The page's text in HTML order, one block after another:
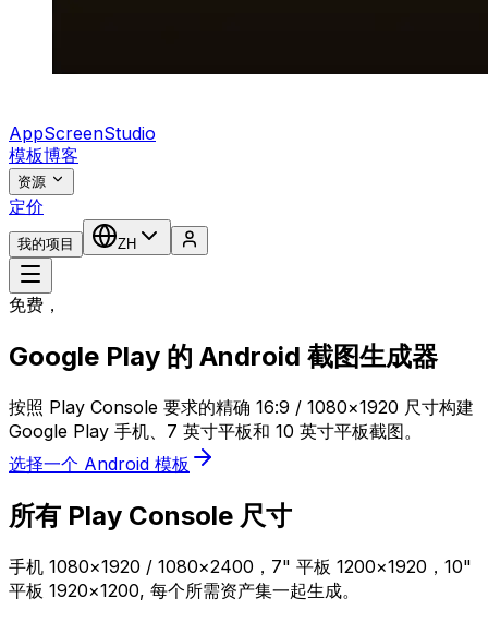
AppScreenStudio
模板博客
资源
定价
我的项目 ZH
免费，
Google Play 的 Android 截图生成器
按照 Play Console 要求的精确 16:9 / 1080×1920 尺寸构建
Google Play 手机、7 英寸平板和 10 英寸平板截图。
选择一个 Android 模板
所有 Play Console 尺寸
手机 1080×1920 / 1080×2400，7" 平板 1200×1920，10"
平板 1920×1200, 每个所需资产集一起生成。